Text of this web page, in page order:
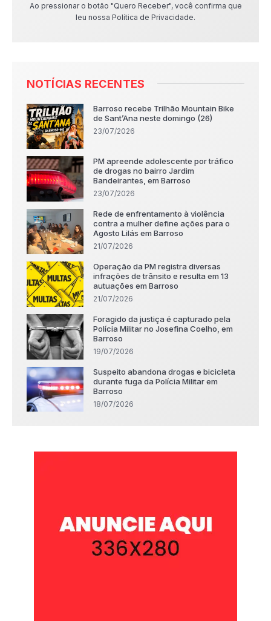
Ao pressionar o botão "Quero Receber", você confirma que
leu nossa Política de Privacidade.
NOTÍCIAS RECENTES
Barroso recebe Trilhão Mountain Bike
de Sant’Ana neste domingo (26)
23/07/2026
PM apreende adolescente por tráfico
de drogas no bairro Jardim
Bandeirantes, em Barroso
23/07/2026
Rede de enfrentamento à violência
contra a mulher define ações para o
Agosto Lilás em Barroso
21/07/2026
Operação da PM registra diversas
infrações de trânsito e resulta em 13
autuações em Barroso
21/07/2026
Foragido da justiça é capturado pela
Polícia Militar no Josefina Coelho, em
Barroso
19/07/2026
Suspeito abandona drogas e bicicleta
durante fuga da Polícia Militar em
Barroso
18/07/2026